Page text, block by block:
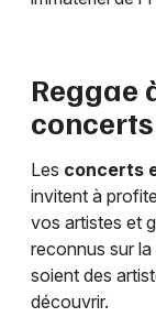
Reggae
Les concerts
invitent à
vos artistes et
reconnus sur la
soient des
découvrir.